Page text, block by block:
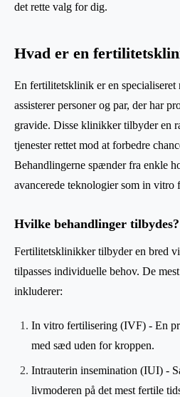
det rette valg for dig.
Hvad er en
En fertilitetsklinik er en
assisterer personer og par, der har
gravide. Disse klinikker tilbyder en
tjenester rettet mod at forbedre
Behandlingerne spænder fra enkle
avancerede teknologier som in
Hvilke behandlinger tilbydes?
Fertilitetsklinikker tilbyder en bred
tilpasses individuelle behov. De
inkluderer:
In vitro fertilisering (IVF) - En
med sæd uden for kroppen.
Intrauterin insemination (IUI) -
livmoderen på det mest fertile